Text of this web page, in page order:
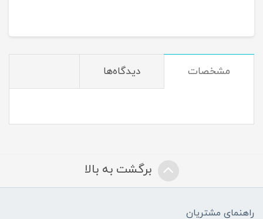
مشخصات دیدگاه‌ها
برگشت به بالا
راهنمای مشتریان